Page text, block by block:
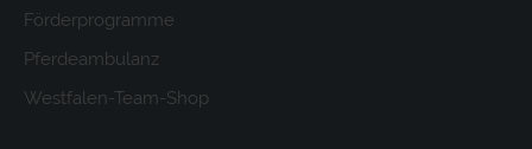
Förderprogramme
Pferdeambulanz
Westfalen-Team-Shop